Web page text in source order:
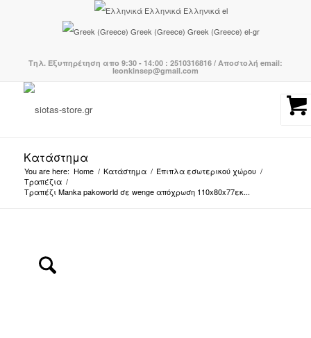
Ελληνικά Ελληνικά el
Greek (Greece) Greek (Greece) el-gr
Τηλ. Εξυπηρέτηση απο 9:30 - 14:00 : 2510316816 / Αποστολή email:
leonkinsep@gmail.com
Κατάστημα
You are here: Home / Κατάστημα / Έπιπλα εσωτερικού χώρου /
Τραπέζια /
Τραπέζι Manka pakoworld σε wenge απόχρωση 110x80x77εκ...